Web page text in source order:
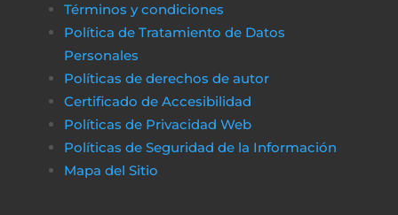
Términos y condiciones
Política de Tratamiento de Datos
Personales
Políticas de derechos de autor
Certificado de Accesibilidad
Políticas de Privacidad Web
Políticas de Seguridad de la Información
Mapa del Sitio